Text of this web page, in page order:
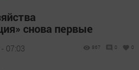
снова первые
07:03 867 0 0